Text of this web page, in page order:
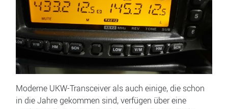
Moderne UKW-Transceiver als auch einige, die schon
in die Jahre gekommen sind, verfügen über eine